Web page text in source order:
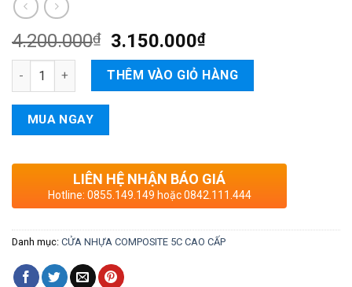
4.200.000₫ 3.150.000₫
Cửa Composite MD 02.23NV số lượng
THÊM VÀO GIỎ HÀNG
MUA NGAY
LIÊN HỆ NHẬN BÁO GIÁ
Hotline: 0855.149.149 hoặc 0842.111.444
Danh mục: CỬA NHỰA COMPOSITE 5C CAO CẤP